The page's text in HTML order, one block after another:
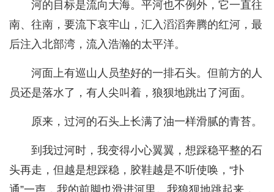
河的目标是流向大海。平河也不例外，它一直往
南、往南，要流下哀牢山，汇入滔滔奔腾的红河，最
后注入北部湾，流入浩瀚的太平洋。
河面上有巡山人员垫好的一排石头。但前方的人
员还是落水了，有人尖叫着，狼狈地跳出了河面。
原来，过河的石头上长满了油一样滑腻的青苔。
到我过河时，我变得小心翼翼，想踩稳平整的石
头再走，但越是想踩稳，胶鞋越是不听使唤，“扑